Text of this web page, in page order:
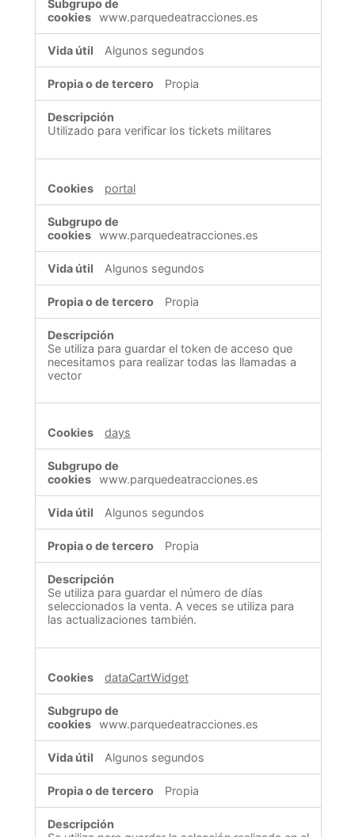
www.parquedeatracciones.es
Algunos segundos
Propia
Utilizado para verificar los tickets militares
portal
www.parquedeatracciones.es
Algunos segundos
Propia
Se utiliza para guardar el token de acceso que
necesitamos para realizar todas las llamadas a
vector
days
www.parquedeatracciones.es
Algunos segundos
Propia
Se utiliza para guardar el número de días
seleccionados la venta. A veces se utiliza para
las actualizaciones también.
dataCartWidget
www.parquedeatracciones.es
Algunos segundos
Propia